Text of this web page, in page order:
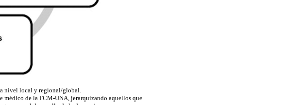
a nivel local y regional/global.
médico de la FCM-UNA, jerarquizando aquellos que